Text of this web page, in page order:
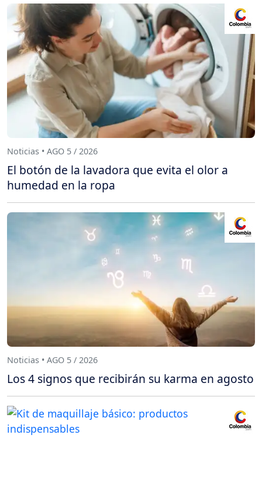
Noticias • AGO 5 / 2026
El botón de la lavadora que evita el olor a
humedad en la ropa
Noticias • AGO 5 / 2026
Los 4 signos que recibirán su karma en agosto